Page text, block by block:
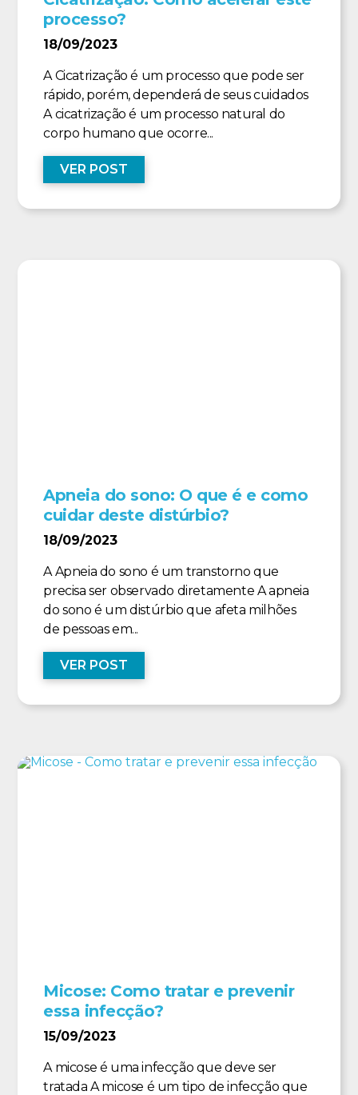
processo?
18/09/2023
A Cicatrização é um processo que pode ser
rápido, porém, dependerá de seus cuidados
A cicatrização é um processo natural do
corpo humano que ocorre...
VER POST
Apneia do sono: O que é e como
cuidar deste distúrbio?
18/09/2023
A Apneia do sono é um transtorno que
precisa ser observado diretamente A apneia
do sono é um distúrbio que afeta milhões
de pessoas em...
VER POST
Micose: Como tratar e prevenir
essa infecção?
15/09/2023
A micose é uma infecção que deve ser
tratada A micose é um tipo de infecção que